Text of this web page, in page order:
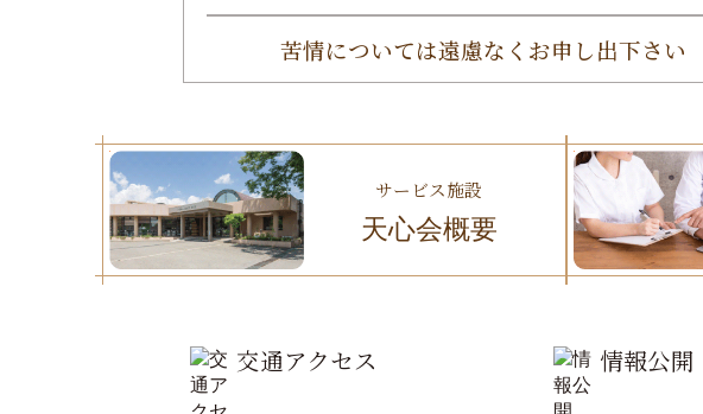
苦情については遠慮なくお申し出下さい
サービス施設
天心会概要
交通アクセス 情報公開